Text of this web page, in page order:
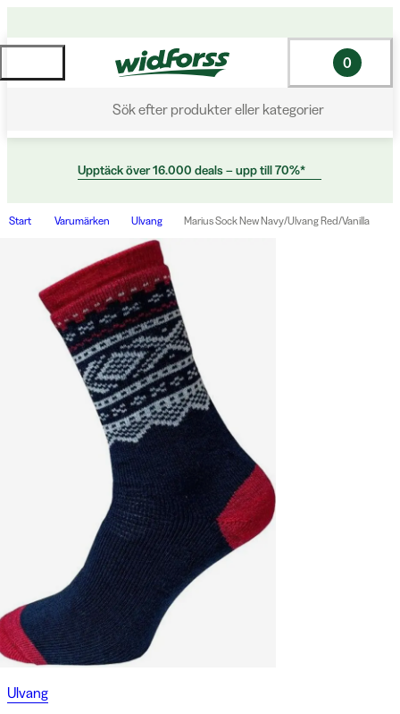
Sök efter produkter eller kategorier
0
Upptäck över 16.000 deals – upp till 70%*
Start Varumärken Ulvang Marius Sock New Navy/Ulvang Red/Vanilla
Ulvang